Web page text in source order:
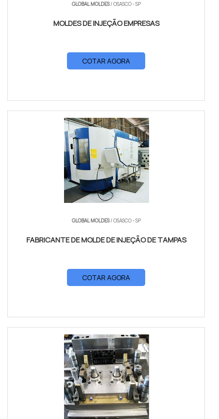
GLOBAL MOLDES/ OSASCO - SP
MOLDES DE INJEÇÃO EMPRESAS
COTAR AGORA
GLOBAL MOLDES/ OSASCO - SP
FABRICANTE DE MOLDE DE INJEÇÃO DE TAMPAS
COTAR AGORA